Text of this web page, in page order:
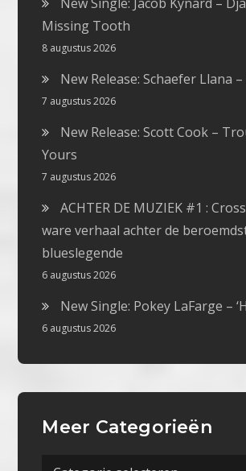
Missing Tooth
8 augustus 2026
New Release: Schaefer Llana –
7 augustus 2026
New Release: Scott Cook –
Yours
7 augustus 2026
ACHTER DE MUZIEK #1 :
ware verhaal achter de
blueslegende
6 augustus 2026
New Single: Pokey LaFarge –
6 augustus 2026
Meer Categorieën
Meer